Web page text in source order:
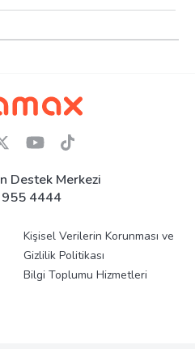
Destek Merkezi
4444
Kişisel Verilerin Korunması ve
Gizlilik Politikası
Bilgi Toplumu Hizmetleri